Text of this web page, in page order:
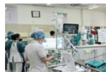
Đảng chủ trì họp Thường
đồng chí Ủy viên Trung